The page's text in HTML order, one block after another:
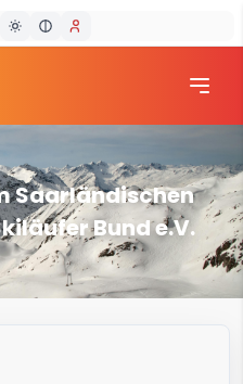
Saarländischen
Bund e.V.